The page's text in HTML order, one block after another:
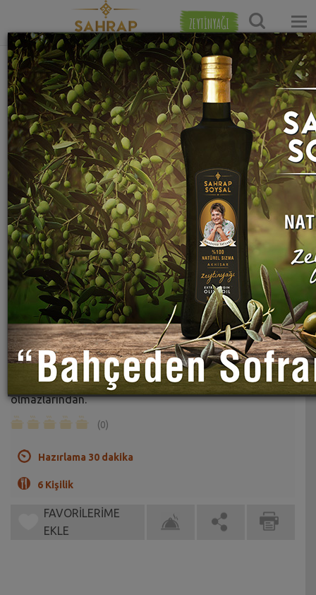
ZEYTİNYAĞI
Ana Sayfa Tatlı Tarifleri
Cevizli İncir Dolması Tarifi
Sahrap Soysal
Tatlıların vazgeçilmez olduğu gün sofralarının olmazla
olmazlarından.
(0)
Hazırlama 30 dakika
6 Kişilik
FAVORİLERİME
EKLE